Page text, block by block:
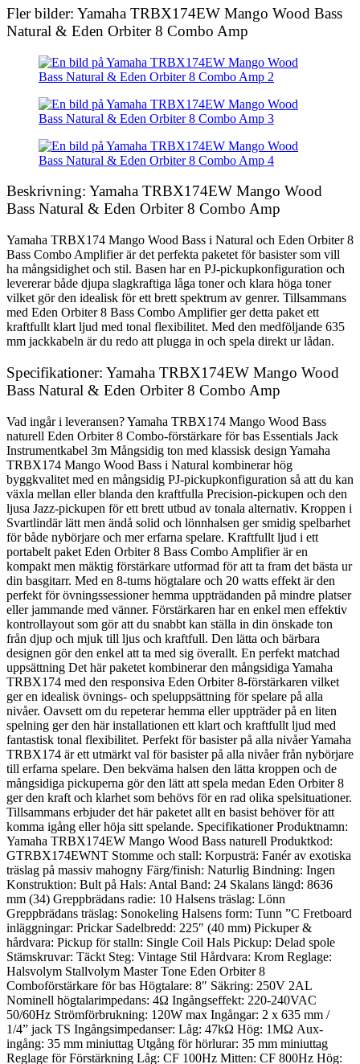
Fler bilder: Yamaha TRBX174EW Mango Wood Bass
Natural & Eden Orbiter 8 Combo Amp
Beskrivning: Yamaha TRBX174EW Mango Wood
Bass Natural & Eden Orbiter 8 Combo Amp
Yamaha TRBX174 Mango Wood Bass i Natural och Eden Orbiter 8
Bass Combo Amplifier är det perfekta paketet för basister som vill
ha mångsidighet och stil. Basen har en PJ-pickupkonfiguration och
levererar både djupa slagkraftiga låga toner och klara höga toner
vilket gör den idealisk för ett brett spektrum av genrer. Tillsammans
med Eden Orbiter 8 Bass Combo Amplifier ger detta paket ett
kraftfullt klart ljud med tonal flexibilitet. Med den medföljande 635
mm jackkabeln är du redo att plugga in och spela direkt ur lådan.
Specifikationer: Yamaha TRBX174EW Mango Wood
Bass Natural & Eden Orbiter 8 Combo Amp
Vad ingår i leveransen? Yamaha TRBX174 Mango Wood Bass
naturell Eden Orbiter 8 Combo-förstärkare för bas Essentials Jack
Instrumentkabel 3m Mångsidig ton med klassisk design Yamaha
TRBX174 Mango Wood Bass i Natural kombinerar hög
byggkvalitet med en mångsidig PJ-pickupkonfiguration så att du kan
växla mellan eller blanda den kraftfulla Precision-pickupen och den
ljusa Jazz-pickupen för ett brett utbud av tonala alternativ. Kroppen i
Svartlindär lätt men ändå solid och lönnhalsen ger smidig spelbarhet
för både nybörjare och mer erfarna spelare. Kraftfullt ljud i ett
portabelt paket Eden Orbiter 8 Bass Combo Amplifier är en
kompakt men mäktig förstärkare utformad för att ta fram det bästa ur
din basgitarr. Med en 8-tums högtalare och 20 watts effekt är den
perfekt för övningssessioner hemma uppträdanden på mindre platser
eller jammande med vänner. Förstärkaren har en enkel men effektiv
kontrollayout som gör att du snabbt kan ställa in din önskade ton
från djup och mjuk till ljus och kraftfull. Den lätta och bärbara
designen gör den enkel att ta med sig överallt. En perfekt matchad
uppsättning Det här paketet kombinerar den mångsidiga Yamaha
TRBX174 med den responsiva Eden Orbiter 8-förstärkaren vilket
ger en idealisk övnings- och speluppsättning för spelare på alla
nivåer. Oavsett om du repeterar hemma eller uppträder på en liten
spelning ger den här installationen ett klart och kraftfullt ljud med
fantastisk tonal flexibilitet. Perfekt för basister på alla nivåer Yamaha
TRBX174 är ett utmärkt val för basister på alla nivåer från nybörjare
till erfarna spelare. Den bekväma halsen den lätta kroppen och de
mångsidiga pickuperna gör den lätt att spela medan Eden Orbiter 8
ger den kraft och klarhet som behövs för en rad olika spelsituationer.
Tillsammans erbjuder det här paketet allt en basist behöver för att
komma igång eller höja sitt spelande. Specifikationer Produktnamn:
Yamaha TRBX174EW Mango Wood Bass naturell Produktkod:
GTRBX174EWNT Stomme och stall: Korpusträ: Fanér av exotiska
träslag på massiv mahogny Färg/finish: Naturlig Bindning: Ingen
Konstruktion: Bult på Hals: Antal Band: 24 Skalans längd: 8636
mm (34) Greppbrädans radie: 10 Halsens träslag: Lönn
Greppbrädans träslag: Sonokeling Halsens form: Tunn ”C Fretboard
inläggningar: Prickar Sadelbredd: 225″ (40 mm) Pickuper &
hårdvara: Pickup för stalln: Single Coil Hals Pickup: Delad spole
Stämskruvar: Täckt Steg: Vintage Stil Hårdvara: Krom Reglage:
Halsvolym Stallvolym Master Tone Eden Orbiter 8
Comboförstärkare för bas Högtalare: 8″ Säkring: 250V 2AL
Nominell högtalarimpedans: 4Ω Ingångseffekt: 220-240VAC
50/60Hz Strömförbrukning: 120W max Ingångar: 2 x 635 mm /
1/4” jack TS Ingångsimpedanser: Låg: 47kΩ Hög: 1MΩ Aux-
ingång: 35 mm miniuttag Utgång för hörlurar: 35 mm miniuttag
Reglage för Förstärkning Låg: CF 100Hz Mitten: CF 800Hz Hög: